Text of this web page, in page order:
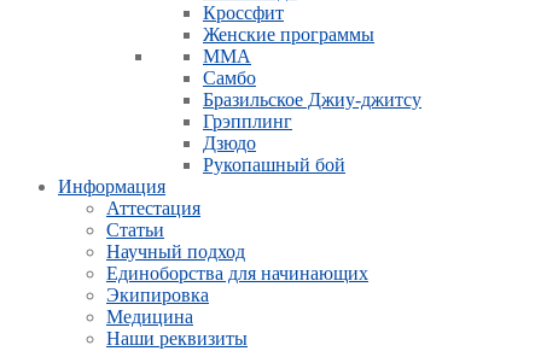
Кроссфит
Женские программы
ММА
Самбо
Бразильское Джиу-джитсу
Грэпплинг
Дзюдо
Рукопашный бой
Информация
Аттестация
Статьи
Научный подход
Единоборства для начинающих
Экипировка
Медицина
Наши реквизиты